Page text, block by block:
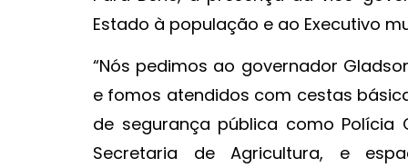
Estado à população e ao Executivo
“Nós pedimos ao governador
e fomos atendidos com cestas
de segurança pública como
Secretaria de Agricultura, e